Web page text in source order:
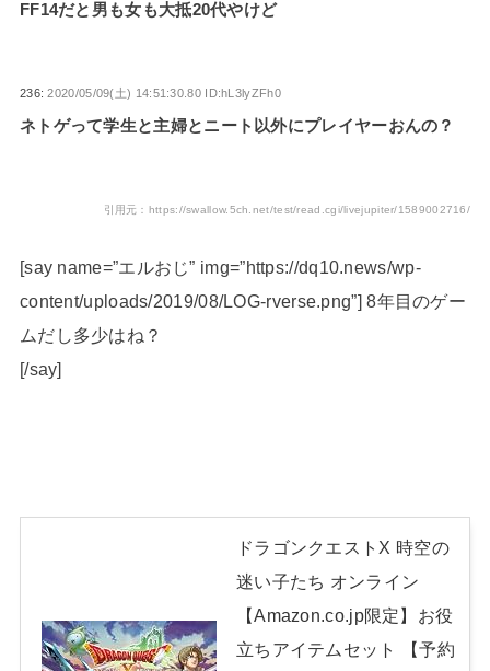
FF14だと男も女も大抵20代やけど
236:2020/05/09(土) 14:51:30.80 ID:hL3lyZFh0
ネトゲって学生と主婦とニート以外にプレイヤーおんの？
引用元：https://swallow.5ch.net/test/read.cgi/livejupiter/1589002716/
[say name=”エルおじ” img=”https://dq10.news/wp-
content/uploads/2019/08/LOG-rverse.png”] 8年目のゲー
ムだし多少はね？
[/say]
ドラゴンクエストX 時空の
迷い子たち オンライン
【Amazon.co.jp限定】お役
立ちアイテムセット 【予約